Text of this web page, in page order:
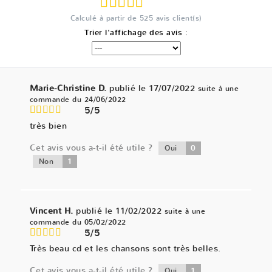
Calculé à partir de 525 avis client(s)
Trier l'affichage des avis :
Marie-Christine D.publié le 17/07/2022 suite à une
commande du 24/06/2022
5/5
très bien
Cet avis vous a-t-il été utile ?
Oui 0
Non 1
Vincent H.publié le 11/02/2022 suite à une
commande du 05/02/2022
5/5
Très beau cd et les chansons sont très belles.